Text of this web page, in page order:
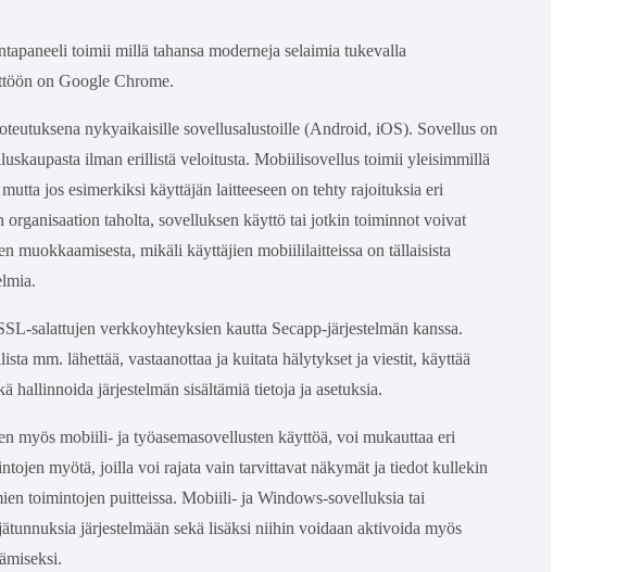
toimii millä tahansa moderneja selaimia tukevalla
on Google Chrome.
nykyaikaisille sovellusalustoille (Android, iOS). Sovellus on
ilman erillistä veloitusta. Mobiilisovellus toimii yleisimmillä
jos esimerkiksi käyttäjän laitteeseen on tehty rajoituksia eri
organisaation taholta, sovelluksen käyttö tai jotkin toiminnot voivat
muokkaamisesta, mikäli käyttäjien mobiililaitteissa on tällaisista
salattujen verkkoyhteyksien kautta Secapp-järjestelmän kanssa.
mm. lähettää, vastaanottaa ja kuitata hälytykset ja viestit, käyttää
hallinnoida järjestelmän sisältämiä tietoja ja asetuksia.
myös mobiili- ja työasemasovellusten käyttöä, voi mukauttaa eri
myötä, joilla voi rajata vain tarvittavat näkymät ja tiedot kullekin
toimintojen puitteissa. Mobiili- ja Windows-sovelluksia tai
järjestelmään sekä lisäksi niihin voidaan aktivoida myös